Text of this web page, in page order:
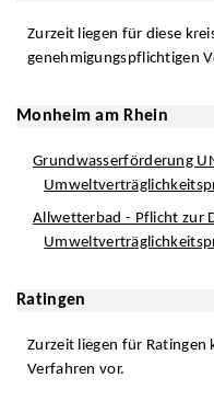
Zurzeit liegen für diese
genehmigungspflichtigen
Monheim am Rhein
Grundwasserförderung
Allwetterbad - Pflicht zur
Ratingen
Zurzeit liegen für Ratingen
Verfahren vor.